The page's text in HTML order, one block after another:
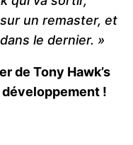
un remaster, et
le dernier. »
de Tony Hawk’s
!